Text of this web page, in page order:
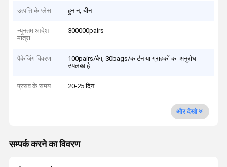
उत्पत्ति के प्लेस हुनान, चीन
न्यूनतम आदेश
मात्रा
300000pairs
पैकेजिंग विवरण
100pairs/बैग, 30bags/कार्टन या ग्राहकों का अनुरोध
उपलब्ध है
प्रसव के समय 20-25 दिन
और देखो
सम्पर्क करने का विवरण